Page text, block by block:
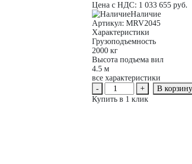
Цена с НДС: 1 033 655руб.
Наличие
Aртикул: MRV2045
Характеристики
Грузоподъемность
2000 кг
Высота подъема вил
4.5 м
все характеристики
-
Количество
товара
+
В корзину
Купить в 1 клик